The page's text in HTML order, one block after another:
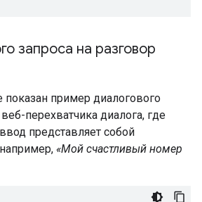
запроса на разговор
пример диалогового
перехватчика диалога, где
представляет собой
«Мой счастливый номер